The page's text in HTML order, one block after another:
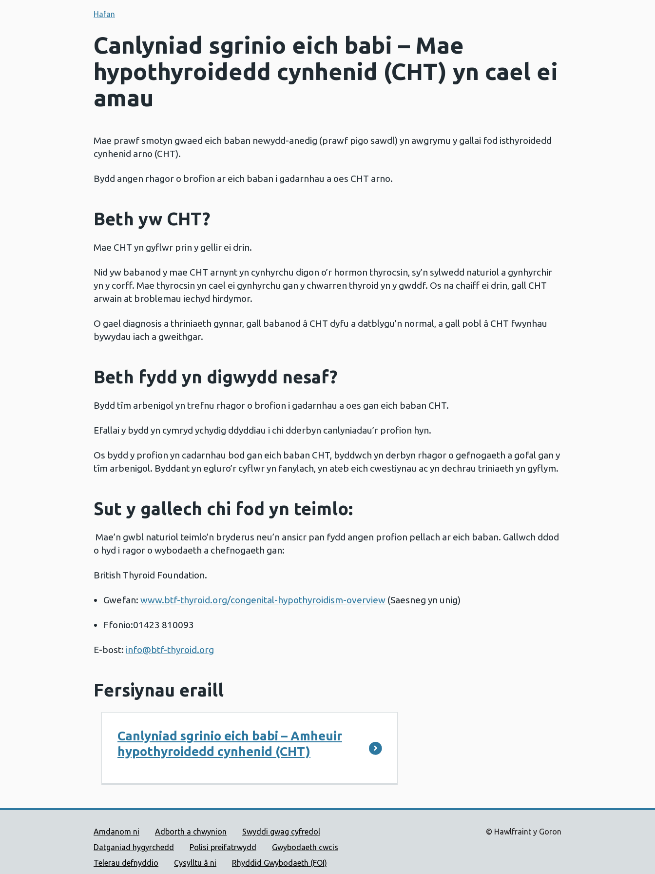
Hafan
Canlyniad sgrinio eich babi – Mae
hypothyroidedd cynhenid (CHT) yn cael ei
amau
Mae prawf smotyn gwaed eich baban newydd-anedig (prawf pigo sawdl) yn awgrymu y gallai fod isthyroidedd
cynhenid arno ​​(CHT).
Bydd angen rhagor o brofion ar eich baban i gadarnhau a oes CHT arno.
Beth yw CHT?
Mae CHT yn gyflwr prin y gellir ei drin.
Nid yw babanod y mae CHT arnynt yn cynhyrchu digon o’r hormon thyrocsin, sy’n sylwedd naturiol a gynhyrchir
yn y corff. Mae thyrocsin yn cael ei gynhyrchu gan y chwarren thyroid yn y gwddf. Os na chaiff ei drin, gall CHT
arwain at broblemau iechyd hirdymor.
O gael diagnosis a thriniaeth gynnar, gall babanod â CHT dyfu a datblygu’n normal, a gall pobl â CHT fwynhau
bywydau iach a gweithgar.
Beth fydd yn digwydd nesaf?
Bydd tîm arbenigol yn trefnu rhagor o brofion i gadarnhau a oes gan eich baban CHT.
Efallai y bydd yn cymryd ychydig ddyddiau i chi dderbyn canlyniadau’r profion hyn.
Os bydd y profion yn cadarnhau bod gan eich baban CHT, byddwch yn derbyn rhagor o gefnogaeth a gofal gan y
tîm arbenigol. Byddant yn egluro’r cyflwr yn fanylach, yn ateb eich cwestiynau ac yn dechrau triniaeth yn gyflym.
Sut y gallech chi fod yn teimlo:
Mae’n gwbl naturiol teimlo’n bryderus neu’n ansicr pan fydd angen profion pellach ar eich baban. Gallwch ddod
o hyd i ragor o wybodaeth a chefnogaeth gan:
British Thyroid Foundation.
Gwefan: www.btf-thyroid.org/congenital-hypothyroidism-overview (Saesneg yn unig)
Ffonio:01423 810093
E-bost: info@btf-thyroid.org
Fersiynau eraill
Canlyniad sgrinio eich babi – Amheuir
hypothyroidedd cynhenid (CHT)
Dolenni Cymorth Iechyd Cyhoeddus Cymru
Amdanom ni Adborth a chwynion
Swyddi gwag cyfredol
Datganiad hygyrchedd
Polisi preifatrwydd
Gwybodaeth cwcis
Telerau defnyddio
Cysylltu â ni Rhyddid Gwybodaeth (FOI)
© Hawlfraint y Goron